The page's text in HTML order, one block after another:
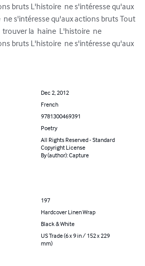
bruts L'histoire  ne s'intéresse qu'aux
s'intéresse qu'aux actions bruts Tout
la  haine  L'histoire  ne
bruts L'histoire  ne s'intéresse qu'aux
Dec 2, 2012
French
9781300469391
Poetry
All Rights Reserved - Standard
Copyright License
By (author): Capture
197
Hardcover Linen Wrap
Black & White
US Trade (6 x 9 in / 152 x 229
mm)